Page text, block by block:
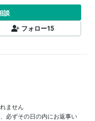
談
フォロー15
ません
必ずその日の内にお返事い